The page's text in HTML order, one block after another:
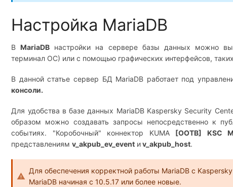
Настройка MariaDB
В MariaDB настройки на сервере базы данных можно
терминал ОС) или с помощью графических интерфейсов,
В данной статье сервер БД MariaDB работает под
консоли.
Для удобства в базе данных MariaDB Kaspersky Security
образом можно создавать запросы непосредственно к
событиях. "Коробочный" коннектор KUMA [OOTB] KSC
представлениямv_akpub_ev_event иv_akpub_host.
Для обеспечения корректной работы MariaDB с
MariaDB начиная с 10.5.17 или более новые.